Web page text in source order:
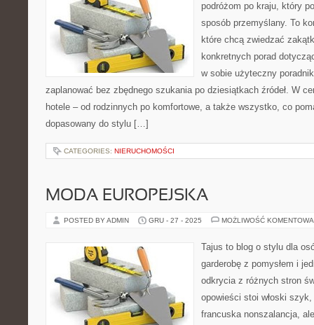
podróżom po kraju, który
sposób przemyślany. To
które chcą zwiedzać
konkretnych porad
w sobie użyteczny
zaplanować bez zbędnego szukania po dziesiątkach źródeł. W
hotele – od rodzinnych po komfortowe, a także wszystko, co
dopasowany do stylu […]
CATEGORIES: NIERUCHOMOŚCI
MODA EUROPEJSKA
POSTED BY ADMIN GRU - 27 - 2025 MOŻLIWOŚĆ
Tajus to blog o stylu dla
garderobę z pomysłem i
odkrycia z różnych stron
opowieści stoi włoski
francuska nonszalancja,